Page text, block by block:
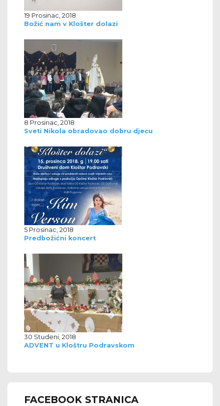
19 Prosinac, 2018
Božić nam v Klošter dolazi
8 Prosinac, 2018
Sveti Nikola obradovao dobru djecu
5 Prosinac, 2018
Predbožićni koncert
30 Studeni, 2018
ADVENT u Kloštru Podravskom
FACEBOOK STRANICA